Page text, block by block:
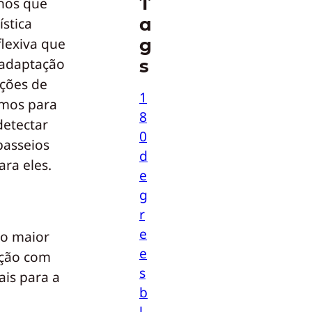
que
de
para
eles.
maior
com
para a
a
g
s
1
8
0
d
e
g
r
e
e
s
b